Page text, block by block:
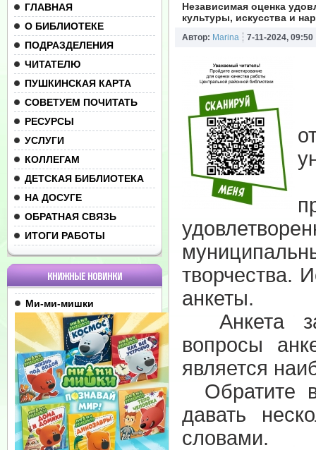
ГЛАВНАЯ
О БИБЛИОТЕКЕ
ПОДРАЗДЕЛЕНИЯ
ЧИТАТЕЛЮ
ПУШКИНСКАЯ КАРТА
СОВЕТУЕМ ПОЧИТАТЬ
РЕСУРСЫ
УСЛУГИ
КОЛЛЕГАМ
ДЕТСКАЯ БИБЛИОТЕКА
НА ДОСУГЕ
ОБРАТНАЯ СВЯЗЬ
ИТОГИ РАБОТЫ
КНИЖНЫЕ НОВИНКИ
Ми-ми-мишки
Независимая оценка
культуры, искусства и
Автор: Marina 7-11-2024, 09:50
творчества.
анкеты.
Анкета
вопросы
является
Обратите
давать
словами.